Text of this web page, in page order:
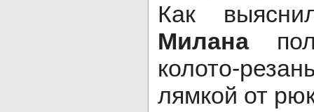
Как
Милана
колото-
лямкой от